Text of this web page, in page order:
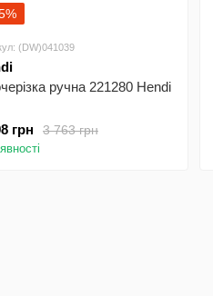
(DW)041039
ручна 221280 Hendi
3 763 грн
грн